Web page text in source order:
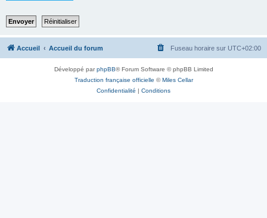
Accueil Accueil du forum Fuseau horaire sur UTC+02:00
Développé parphpBB® Forum Software © phpBB Limited
Traduction française officielle ©Miles Cellar
Confidentialité | Conditions